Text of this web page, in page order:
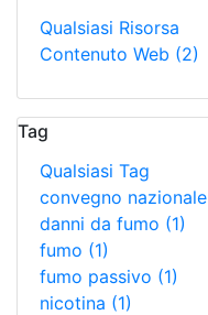
Qualsiasi Risorsa
Contenuto Web (2)
Tag
Qualsiasi Tag
convegno nazionale
danni da fumo (1)
fumo (1)
fumo passivo (1)
nicotina (1)